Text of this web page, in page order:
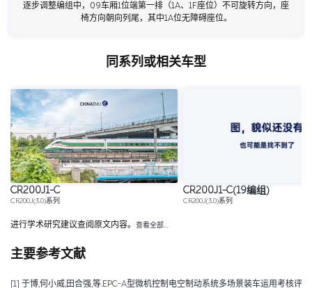
逐步调整编组中，09车厢1位端第一排（1A、1F座位）不可旋转方向，座
椅方向朝向列尾，其中1A位无障碍座位。
同系列或相关车型
CR200J1-C
CR200J(3.0)系列
CR200J1-C(19编组)
CR200J(3.0)系列
进行学术研究建议查阅原文内容。 查看全部…
主要参考文献
[1] 于博,何小威,田合强,等.EPC-A型微机控制电空制动系统多场景装车运用考核评